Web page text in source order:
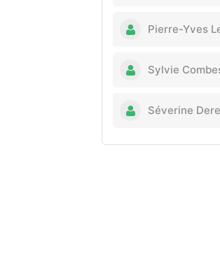
Pierre-Yves
Sylvie
Séverine